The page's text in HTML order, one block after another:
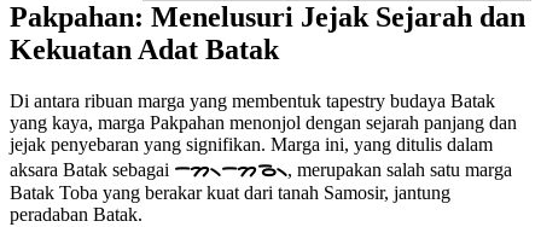
Pakpahan: Menelusuri Jejak Sejarah dan
Kekuatan Adat Batak
Di antara ribuan marga yang membentuk tapestry budaya Batak
yang kaya, marga Pakpahan menonjol dengan sejarah panjang dan
jejak penyebaran yang signifikan. Marga ini, yang ditulis dalam
aksara Batak sebagai ᯇᯂ᯲ᯇᯂᯉ᯲, merupakan salah satu marga
Batak Toba yang berakar kuat dari tanah Samosir, jantung
peradaban Batak.